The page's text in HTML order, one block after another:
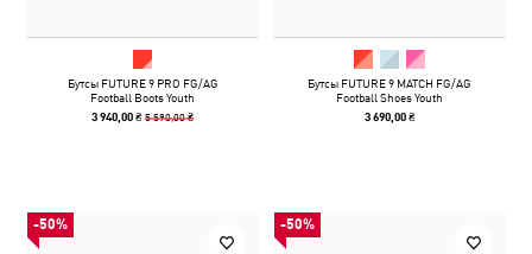
Бутсы FUTURE 9 PRO FG/AG
Football Boots Youth
3 940,00 ₴5 590,00 ₴
Бутсы FUTURE 9 MATCH FG/AG
Football Shoes Youth
3 690,00 ₴
-50% -50%